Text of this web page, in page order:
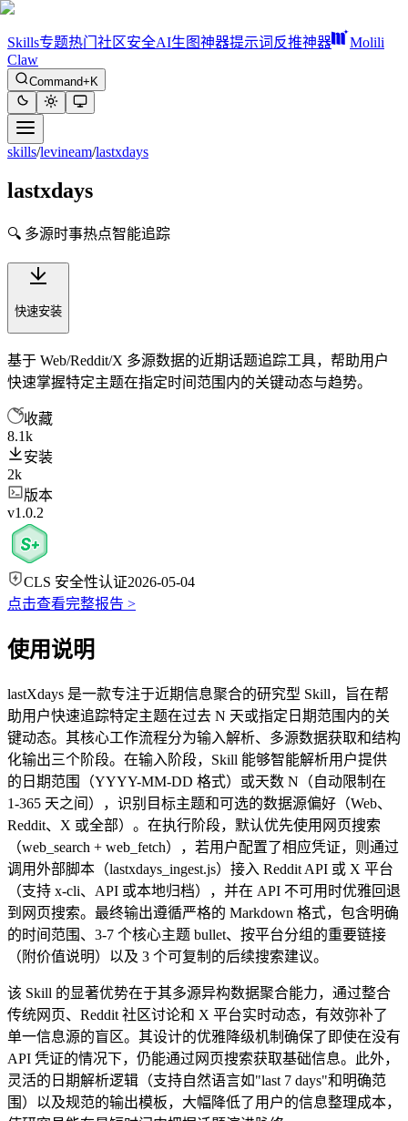
Skills专题热门 社区安全AI生图神器提示词反推神器
Molili
Claw
Command+K
skills/levineam/lastxdays
lastxdays
🔍 多源时事热点智能追踪
快速安装
基于 Web/Reddit/X 多源数据的近期话题追踪工具，帮助用户
快速掌握特定主题在指定时间范围内的关键动态与趋势。
收藏
8.1k
安装
2k
版本
v1.0.2
CLS 安全性认证2026-05-04
点击查看完整报告 >
使用说明
lastXdays 是一款专注于近期信息聚合的研究型 Skill，旨在帮
助用户快速追踪特定主题在过去 N 天或指定日期范围内的关
键动态。其核心工作流程分为输入解析、多源数据获取和结构
化输出三个阶段。在输入阶段，Skill 能够智能解析用户提供
的日期范围（YYYY-MM-DD 格式）或天数 N（自动限制在
1-365 天之间），识别目标主题和可选的数据源偏好（Web、
Reddit、X 或全部）。在执行阶段，默认优先使用网页搜索
（web_search + web_fetch），若用户配置了相应凭证，则通过
调用外部脚本（lastxdays_ingest.js）接入 Reddit API 或 X 平台
（支持 x-cli、API 或本地归档），并在 API 不可用时优雅回退
到网页搜索。最终输出遵循严格的 Markdown 格式，包含明确
的时间范围、3-7 个核心主题 bullet、按平台分组的重要链接
（附价值说明）以及 3 个可复制的后续搜索建议。
该 Skill 的显著优势在于其多源异构数据聚合能力，通过整合
传统网页、Reddit 社区讨论和 X 平台实时动态，有效弥补了
单一信息源的盲区。其设计的优雅降级机制确保了即使在没有
API 凭证的情况下，仍能通过网页搜索获取基础信息。此外，
灵活的日期解析逻辑（支持自然语言如"last 7 days"和明确范
围）以及规范的输出模板，大幅降低了用户的信息整理成本，